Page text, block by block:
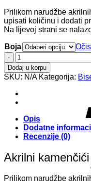
Prilikom narudžbe
upisati količinu i dodati
Na lijevoj strani se
Boja
Akrilni
kamenčići
-
Okrugli
10x10mm
količina
Dodaj u korpu
SKU: N/A Kategorija:
Opis
Dodatne
Recenzije (0)
Akrilni
Prilikom narudžbe